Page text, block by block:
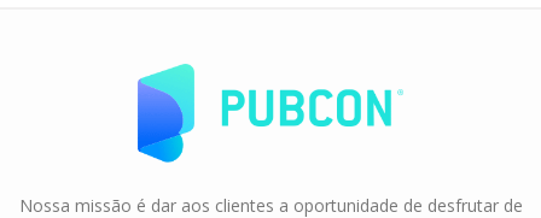
Nossa missão é dar aos clientes a oportunidade de desfrutar de